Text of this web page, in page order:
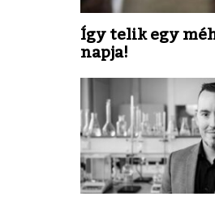
Így telik egy
napja!